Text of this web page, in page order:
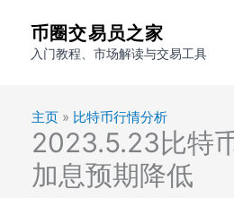
币圈交易员之家
入门教程、市场解读与交易工具
主页 » 比特币行情分析
2023.5.23比特
加息预期降低